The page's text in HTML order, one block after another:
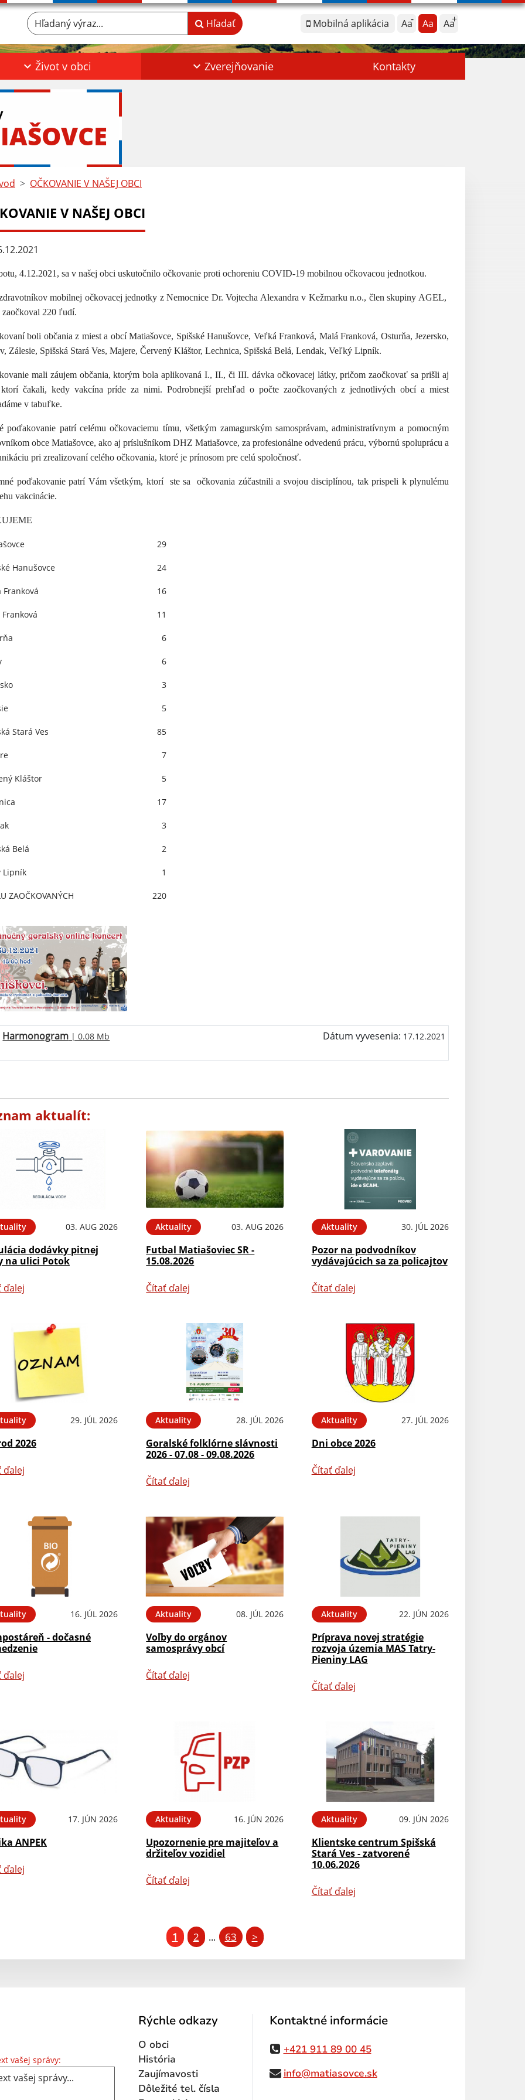
Mobilná aplikácia Aa Aa Aa
Hľadaný výraz... Hľadať
Život v obci Zverejňovanie Kontakty
OČKOVANIE V NAŠEJ OBCI
V NAŠEJ OBCI
4.12.2021, sa v našej obci uskutočnilo očkovanie proti ochoreniu COVID-19 mobilnou očkovacou jednotkou.
mobilnej očkovacej jednotky z Nemocnice Dr. Vojtecha Alexandra v Kežmarku n.o., člen skupiny AGEL,
zaočkoval 220 ľudí.
boli občania z miest a obcí Matiašovce, Spišské Hanušovce, Veľká Franková, Malá Franková, Osturňa, Jezersko,
Zálesie, Spišská Stará Ves, Majere, Červený Kláštor, Lechnica, Spišská Belá, Lendak, Veľký Lipník.
mali záujem občania, ktorým bola aplikovaná I., II., či III. dávka očkovacej látky, pričom zaočkovať sa prišli aj
čakali, kedy vakcína príde za nimi. Podrobnejší prehľad o počte zaočkovaných z jednotlivých obcí a miest
v tabuľke.
poďakovanie patrí celému očkovaciemu tímu, všetkým zamagurským samosprávam, administratívnym a pomocným
obce Matiašovce, ako aj príslušníkom DHZ Matiašovce, za profesionálne odvedenú prácu, výbornú spoluprácu a
pri zrealizovaní celého očkovania, ktoré je prínosom pre celú spoločnosť.
poďakovanie patrí Vám všetkým, ktorí ste sa očkovania zúčastnili a svojou disciplínou, tak prispeli k plynulému
vakcinácie.
29
Hanušovce 24
Franková 16
11
6
6
3
5
Stará Ves 85
7
Kláštor 5
17
3
Belá 2
Lipník 1
ZAOČKOVANÝCH 220
Harmonogram | 0.08 Mb Dátum vyvesenia: 17.12.2021
aktualít:
03. AUG 2026
dodávky pitnej
na ulici Potok
ďalej
Aktuality 03. AUG 2026
Futbal Matiašoviec SR -
15.08.2026
Čítať ďalej
Aktuality 30. JÚL 2026
Pozor na podvodníkov
vydávajúcich sa za policajtov
Čítať ďalej
29. JÚL 2026
2026
ďalej
Aktuality 28. JÚL 2026
Goralské folklórne slávnosti
2026 - 07.08 - 09.08.2026
Čítať ďalej
Aktuality 27. JÚL 2026
Dni obce 2026
Čítať ďalej
16. JÚL 2026
- dočasné
ďalej
Aktuality 08. JÚL 2026
Voľby do orgánov
samosprávy obcí
Čítať ďalej
Aktuality 22. JÚN 2026
Príprava novej stratégie
rozvoja územia MAS Tatry-
Pieniny LAG
Čítať ďalej
17. JÚN 2026
ANPEK
ďalej
Aktuality 16. JÚN 2026
Upozornenie pre majiteľov a
držiteľov vozidiel
Čítať ďalej
Aktuality 09. JÚN 2026
Klientske centrum Spišská
Stará Ves - zatvorené
10.06.2026
Čítať ďalej
1 2 ... 63 >
vašej správy: Text vašej správy...
Rýchle odkazy
O obci
História
Zaujímavosti
Dôležité tel. čísla
Kontaktné informácie
+421 911 89 00 45
info@matiasovce.sk